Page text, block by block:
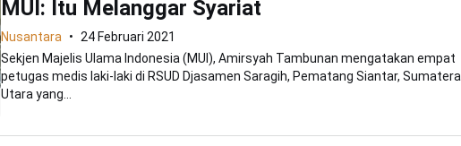
MUI: Itu Melanggar Syariat
Nusantara
24 Februari 2021
Sekjen Majelis Ulama Indonesia (MUI), Amirsyah Tambunan mengatakan empat
petugas medis laki-laki di RSUD Djasamen Saragih, Pematang Siantar, Sumatera
Utara yang...